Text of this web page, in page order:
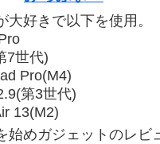
大好きで以下を使用。
7世代)
Pro(M4)
第3世代)
13(M2)
始めガジェットのレビ